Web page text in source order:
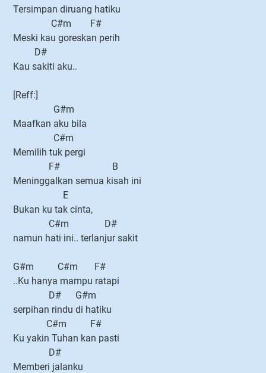
Tersimpan diruang hatiku
C#m F#
Meski kau goreskan perih
D#
Kau sakiti aku..
[Reff:]
G#m
Maafkan aku bila
C#m
Memilih tuk pergi
F# B
Meninggalkan semua kisah ini
E
Bukan ku tak cinta,
C#m D#
namun hati ini.. terlanjur sakit
G#m C#m F#
..Ku hanya mampu ratapi
D# G#m
serpihan rindu di hatiku
C#m F#
Ku yakin Tuhan kan pasti
D#
Memberi jalanku